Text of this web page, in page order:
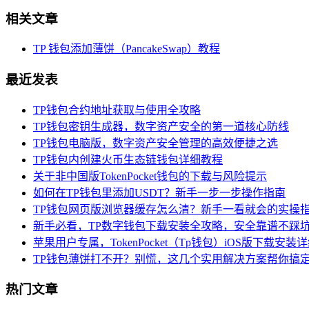
相关文章
TP 钱包添加薄饼（PancakeSwap）教程
最近发表
TP钱包合约地址获取与使用全攻略
TP钱包密钥生成器，数字资产安全的第一道核心防线
TP钱包电脑版，数字资产安全管理的高效便捷之选
TP钱包内创建火币生态链钱包详细教程
关于非中国版TokenPocket钱包的下载与风险提示
如何在TP钱包里添加USDT？新手一步一步操作指南
TP钱包网页版浏览器缓存怎么清？新手一看就会的实操
新手必看，TP数字钱包下载安装全攻略，安全靠谱不踩
苹果用户专属，TokenPocket（Tp钱包）iOS版下载安装
TP钱包薄饼打不开？别慌，这几个实用解决方案帮你搞
热门文章